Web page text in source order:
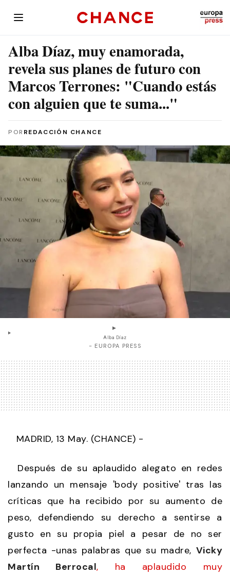
Alba Díaz, muy enamorada,
revela sus planes de futuro con
Marcos Terrones: "Cuando estás
con alguien que te suma..."
POR REDACCIÓN CHANCE
Alba Díaz
- EUROPA PRESS
MADRID, 13 May. (CHANCE) -
Después de su aplaudido alegato en redes
lanzando un mensaje 'body positive' tras las
críticas que ha recibido por su aumento de
peso, defendiendo su derecho a sentirse a
gusto en su propia piel a pesar de no ser
perfecta -unas palabras que su madre, Vicky
Martín Berrocal, ha aplaudido muy